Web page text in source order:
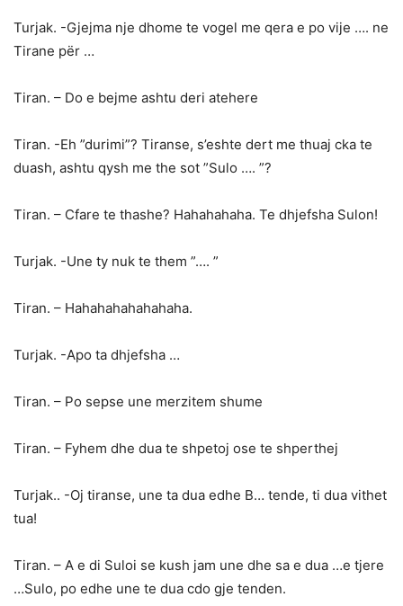
Turjak. -Gjejma nje dhome te vogel me qera e po vije …. ne
Tirane për …
Tiran. – Do e bejme ashtu deri atehere
Tiran. -Eh ”durimi”? Tiranse, s’eshte dert me thuaj cka te
duash, ashtu qysh me the sot ”Sulo …. ”?
Tiran. – Cfare te thashe? Hahahahaha. Te dhjefsha Sulon!
Turjak. -Une ty nuk te them ”…. ”
Tiran. – Hahahahahahahaha.
Turjak. -Apo ta dhjefsha …
Tiran. – Po sepse une merzitem shume
Tiran. – Fyhem dhe dua te shpetoj ose te shperthej
Turjak.. -Oj tiranse, une ta dua edhe B… tende, ti dua vithet
tua!
Tiran. – A e di Suloi se kush jam une dhe sa e dua …e tjere
…Sulo, po edhe une te dua cdo gje tenden.